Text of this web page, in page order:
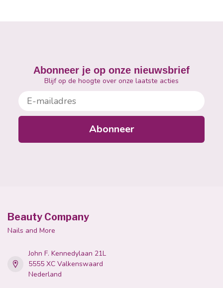
Abonneer je op onze nieuwsbrief
Blijf op de hoogte over onze laatste acties
E-mailadres
Abonneer
Beauty Company
Nails and More
John F. Kennedylaan 21L
5555 XC Valkenswaard
Nederland